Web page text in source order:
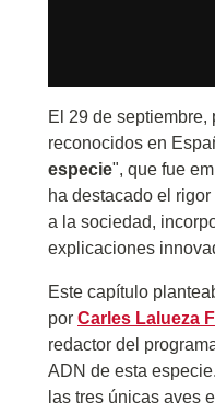
El 29 de
reconocidos en
especie", que fue
ha destacado el
a la sociedad,
explicaciones
Este capítulo
por Carles Lalueza
redactor del
ADN de esta
las tres únicas aves